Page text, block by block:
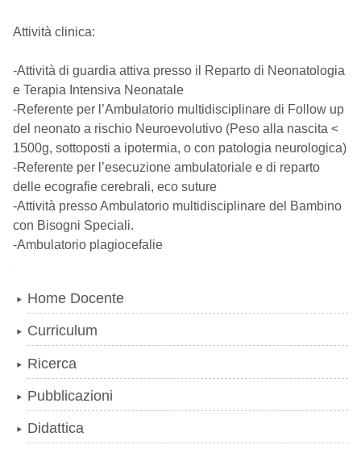
Attività clinica:
-Attività di guardia attiva presso il Reparto di Neonatologia
e Terapia Intensiva Neonatale
-Referente per l’Ambulatorio multidisciplinare di Follow up
del neonato a rischio Neuroevolutivo (Peso alla nascita <
1500g, sottoposti a ipotermia, o con patologia neurologica)
-Referente per l’esecuzione ambulatoriale e di reparto
delle ecografie cerebrali, eco suture
-Attività presso Ambulatorio multidisciplinare del Bambino
con Bisogni Speciali.
-Ambulatorio plagiocefalie
Home Docente
Curriculum
Ricerca
Pubblicazioni
Didattica